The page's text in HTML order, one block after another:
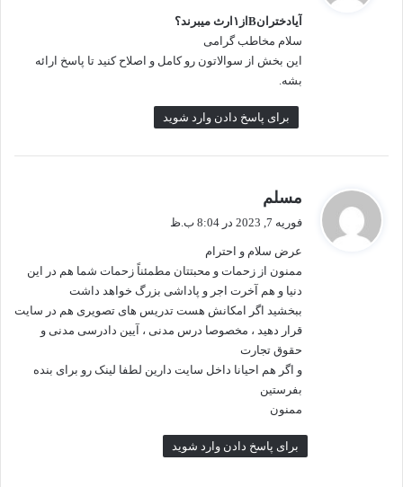
:
آیادخترانBاز۱ارث میبرند؟
سلام مخاطب گرامی
این بخش از سوالاتون رو کامل و اصلاح کنید تا پاسخ ارائه
بشه.
برای پاسخ دادن وارد شوید
مسلم
:
فوریه 7, 2023 در 8:04 ب.ظ
عرض سلام و احترام
ممنون از زحمات و محبتتان مطمئناً زحمات شما هم در این
دنیا و هم آخرت اجر و پاداشی بزرگ خواهد داشت
ببخشید اگر امکانش هست تدریس های تصویری هم در سایت
قرار دهید ، مخصوصا درس مدنی ، آیین دادرسی مدنی و
حقوق تجارت
و اگر هم احیانا داخل سایت دارین لطفا لینک رو برای بنده
بفرستین
ممنون
برای پاسخ دادن وارد شوید